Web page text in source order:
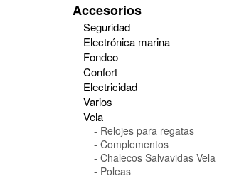
Accesorios
Seguridad
Electrónica marina
Fondeo
Confort
Electricidad
Varios
Vela
Relojes para regatas
Complementos
Chalecos Salvavidas Vela
Poleas